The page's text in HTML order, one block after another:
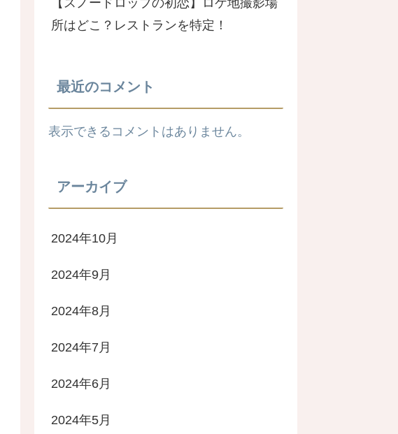
所はどこ？レストランを特定！
最近のコメント
表示できるコメントはありません。
アーカイブ
2024年10月
2024年9月
2024年8月
2024年7月
2024年6月
2024年5月